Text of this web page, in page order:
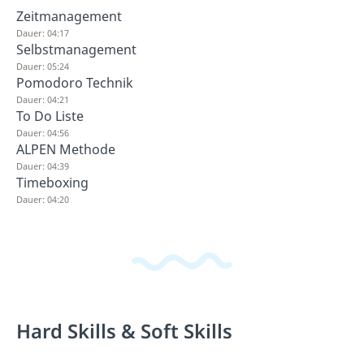
Zeitmanagement
Dauer: 04:17
Selbstmanagement
Dauer: 05:24
Pomodoro Technik
Dauer: 04:21
To Do Liste
Dauer: 04:56
ALPEN Methode
Dauer: 04:39
Timeboxing
Dauer: 04:20
Hard Skills & Soft Skills